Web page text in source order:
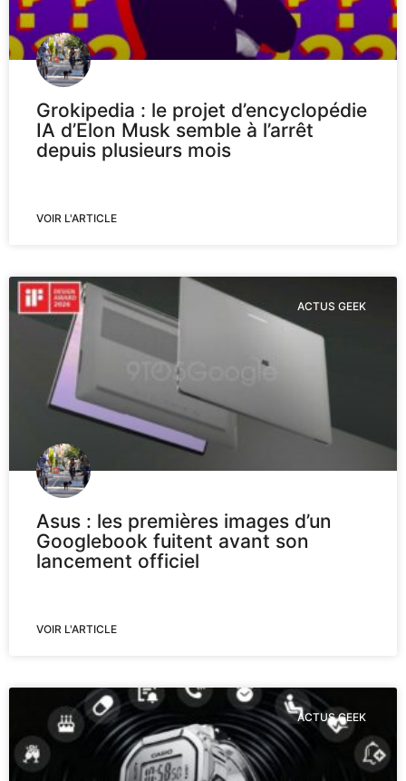
Grokipedia : le projet d’encyclopédie
IA d’Elon Musk semble à l’arrêt
depuis plusieurs mois
VOIR L'ARTICLE
ACTUS GEEK
Asus : les premières images d’un
Googlebook fuitent avant son
lancement officiel
VOIR L'ARTICLE
ACTUS GEEK